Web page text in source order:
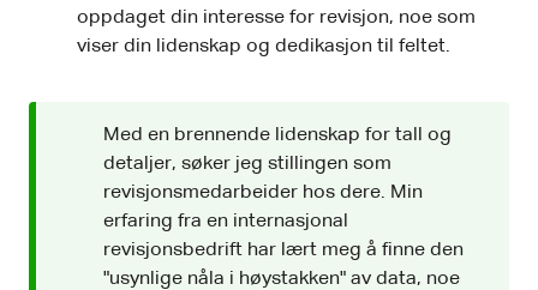
oppdaget din interesse for revisjon, noe som
viser din lidenskap og dedikasjon til feltet.
Med en brennende lidenskap for tall og
detaljer, søker jeg stillingen som
revisjonsmedarbeider hos dere. Min
erfaring fra en internasjonal
revisjonsbedrift har lært meg å finne den
"usynlige nåla i høystakken" av data, noe